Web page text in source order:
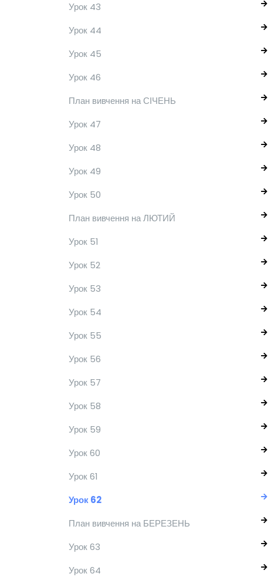
Урок 43
Урок 44
Урок 45
Урок 46
План вивчення на СІЧЕНЬ
Урок 47
Урок 48
Урок 49
Урок 50
План вивчення на ЛЮТИЙ
Урок 51
Урок 52
Урок 53
Урок 54
Урок 55
Урок 56
Урок 57
Урок 58
Урок 59
Урок 60
Урок 61
Урок 62
План вивчення на БЕРЕЗЕНЬ
Урок 63
Урок 64